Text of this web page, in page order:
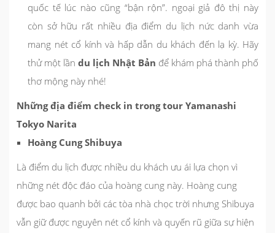
quốc tế lúc nào cũng “bận rộn”. ngoại giả đô thị này
còn sở hữu rất nhiều địa điểm du lịch nức danh vừa
mang nét cổ kính và hấp dẫn du khách đến lạ kỳ. Hãy
thử một lần du lịch Nhật Bản để khám phá thành phố
thơ mộng này nhé!
Những địa điểm check in trong tour Yamanashi
Tokyo Narita
Hoàng Cung Shibuya
Là điểm du lịch được nhiều du khách ưu ái lựa chọn vì
những nét độc đáo của hoàng cung này. Hoàng cung
được bao quanh bởi các tòa nhà chọc trời nhưng Shibuya
vẫn giữ được nguyên nét cổ kính và quyến rũ giữa sự hiện